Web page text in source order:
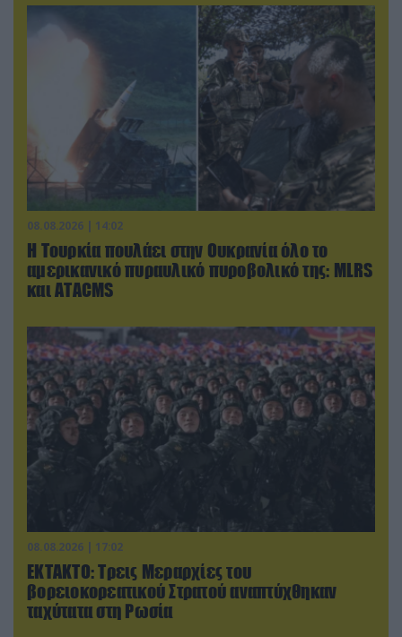
08.08.2026 | 14:02
Η Τουρκία πουλάει στην Ουκρανία όλο το
αμερικανικό πυραυλικό πυροβολικό της: MLRS
και ΑΤΑCMS
08.08.2026 | 17:02
ΕΚΤΑΚΤΟ: Τρεις Μεραρχίες του
βορειοκορεατικού Στρατού αναπτύχθηκαν
ταχύτατα στη Ρωσία